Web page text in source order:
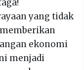
yang tidak
ekonomi
menjadi